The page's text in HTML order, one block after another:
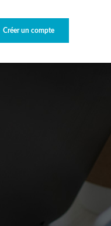
Créer un compte